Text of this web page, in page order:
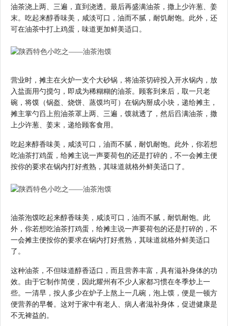
油茶浇上两、三遍，直到浇透。最后再盛满油茶，撒上少许葱、姜
末。吃起来醇香味美，咸淡可口，油而不腻，耐饥耐饱。此外，还
可在油茶中打上鸡蛋，味道更加鲜美适口。
营业时，摊主在火炉一支个大砂锅，将油茶切碎投入开水锅内，放
入盐面用勺搅匀，即成为稀糊糊的油茶。顾客到来后，取一只老
碗，将馍（锅盔、烧饼、蒸馍均可）在锅内掰成小块，递给摊主，
摊主掌勺舀上煎油茶罩上两、三遍，馍就透了，然后舀满油茶，撒
上少许葱、姜末，递给顾客食用。
吃起来醇香味美，咸淡可口，油而不腻，耐饥耐饱。此外，你若想
吃油茶打鸡蛋，给摊主说一声要荷包的还是打碎的，不一会摊主便
按你的要求在锅内打好煮熟，其味道就格外鲜美适口了。
油茶泡馍吃起来醇香味美，咸淡可口，油而不腻，耐饥耐饱。此
外，你若想吃油茶打鸡蛋，给摊主说一声要荷包的还是打碎的，不
一会摊主便按你的要求在锅内打好煮熟，其味道就格外鲜美适口
了。
这种油茶，不但味道醇香适口，而且营养丰富，具有滋补身体的功
效。由于它制作简便，因此耀州有不少人家都习惯在冬季炒上一
些。一清早，按人多少在炉子上熬上一几碗，泡上馍，便是一顿方
便营养的早餐。这对于家中有老人、病人者滋补身体，促进健康是
不无裨益的。